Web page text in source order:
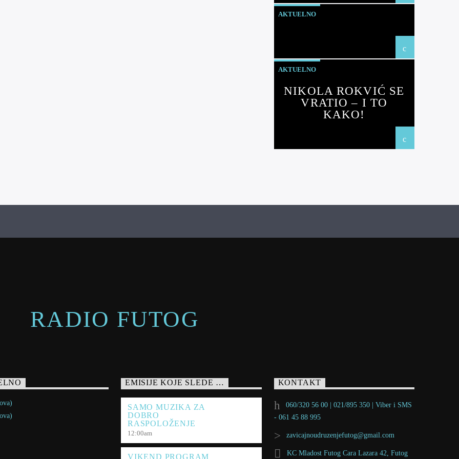
AKTUELNO
AKTUELNO
NIKOLA ROKVIĆ SE
VRATIO – I TO
KAKO!
RADIO FUTOG
EMISIJE KOJE SLEDE …
SAMO MUZIKA ZA
DOBRO
RASPOLOŽENJE
12:00am
VIKEND PROGRAM
KONTAKT
060/320 56 00 | 021/895 350 | Viber i SMS
- 061 45 88 995
zavicajnoudruzenjefutog@gmail.com
KC Mladost Futog Cara Lazara 42, Futog